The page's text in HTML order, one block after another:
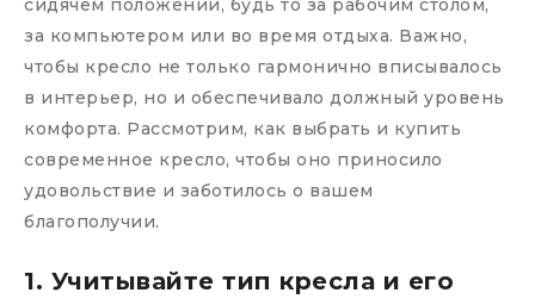
сидячем положении, будь то за рабочим столом,
за компьютером или во время отдыха. Важно,
чтобы кресло не только гармонично вписывалось
в интерьер, но и обеспечивало должный уровень
комфорта. Рассмотрим, как выбрать и купить
современное кресло, чтобы оно приносило
удовольствие и заботилось о вашем
благополучии.
1. Учитывайте тип кресла и его